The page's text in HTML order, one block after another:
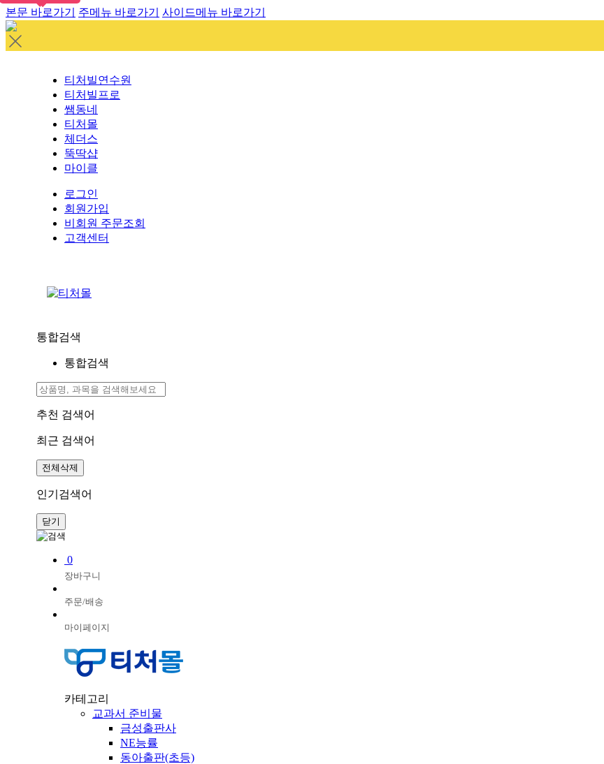
본문 바로가기 주메뉴 바로가기 사이드메뉴 바로가기
티처빌연수원
티처빌프로
쌤동네
티처몰
체더스
뚝딱샵
마이클
로그인
회원가입
비회원 주문조회
고객센터
통합검색
통합검색
추천 검색어
최근 검색어
전체삭제
인기검색어
닫기
0
장바구니
주문/배송
마이페이지
카테고리
교과서 준비물
금성출판사
NE능률
동아출판(초등)